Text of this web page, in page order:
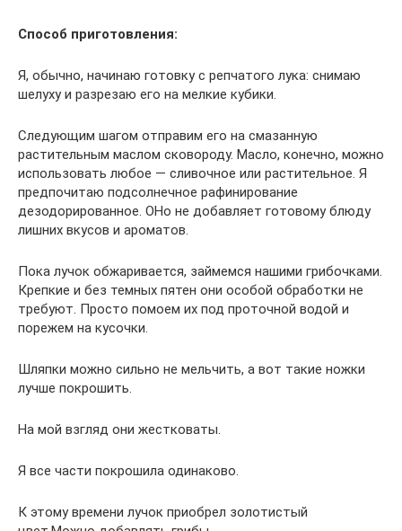
Способ приготовления:
Я, обычно, начинаю готовку с репчатого лука: снимаю
шелуху и разрезаю его на мелкие кубики.
Следующим шагом отправим его на смазанную
растительным маслом сковороду. Масло, конечно, можно
использовать любое — сливочное или растительное. Я
предпочитаю подсолнечное рафинирование
дезодорированное. ОНо не добавляет готовому блюду
лишних вкусов и ароматов.
Пока лучок обжаривается, займемся нашими грибочками.
Крепкие и без темных пятен они особой обработки не
требуют. Просто помоем их под проточной водой и
порежем на кусочки.
Шляпки можно сильно не мельчить, а вот такие ножки
лучше покрошить.
На мой взгляд они жестковаты.
Я все части покрошила одинаково.
К этому времени лучок приобрел золотистый